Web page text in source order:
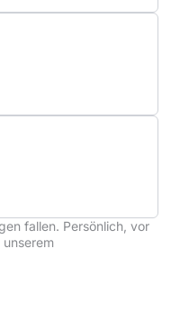
fallen. Persönlich, vor